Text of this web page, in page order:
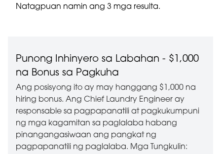
Natagpuan namin ang 3 mga resulta.
Punong Inhinyero sa Labahan - $1,000
na Bonus sa Pagkuha
Ang posisyong ito ay may hanggang $1,000 na
hiring bonus. Ang Chief Laundry Engineer ay
responsable sa pagpapanatili at pagkukumpuni
ng mga kagamitan sa paglalaba habang
pinangangasiwaan ang pangkat ng
pagpapanatili ng paglalaba. Mga Tungkulin: